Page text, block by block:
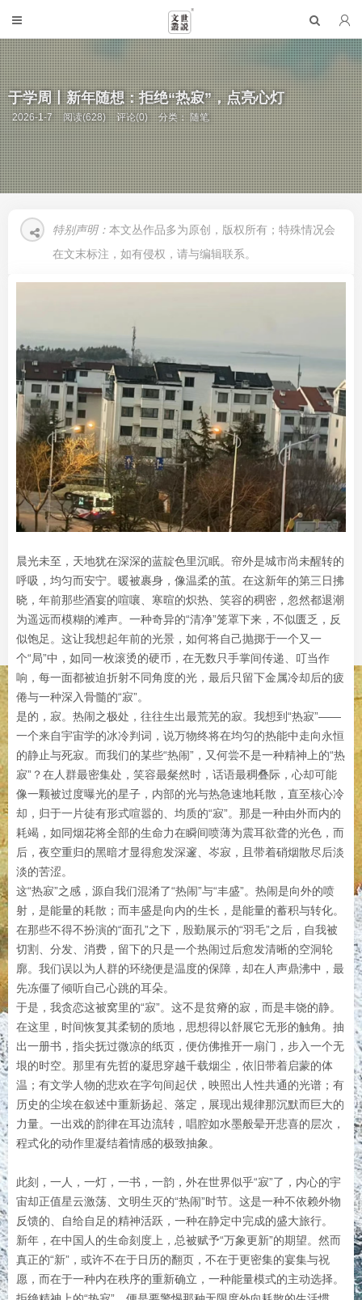
于学周丨新年随想：拒绝“热寂”，点亮心灯
2026-1-7 阅读(628) 评论(0) 分类：随笔
特别声明： 本文丛作品多为原创，版权所有；特殊情况会
在文末标注，如有侵权，请与编辑联系。
晨光未至，天地犹在深深的蓝靛色里沉眠。帘外是城市尚未醒转的
呼吸，均匀而安宁。暖被裹身，像温柔的茧。在这新年的第三日拂
晓，年前那些酒宴的喧嚷、寒暄的炽热、笑容的稠密，忽然都退潮
为遥远而模糊的滩声。一种奇异的“清净”笼罩下来，不似匮乏，反
似饱足。这让我想起年前的光景，如何将自己抛掷于一个又一
个“局”中，如同一枚滚烫的硬币，在无数只手掌间传递、叮当作
响，每一面都被迫折射不同角度的光，最后只留下金属冷却后的疲
倦与一种深入骨髓的“寂”。
是的，寂。热闹之极处，往往生出最荒芜的寂。我想到“热寂”——
一个来自宇宙学的冰冷判词，说万物终将在均匀的热能中走向永恒
的静止与死寂。而我们的某些“热闹”，又何尝不是一种精神上的“热
寂”？在人群最密集处，笑容最粲然时，话语最稠叠际，心却可能
像一颗被过度曝光的星子，内部的光与热急速地耗散，直至核心冷
却，归于一片徒有形式喧嚣的、均质的“寂”。那是一种由外而内的
耗竭，如同烟花将全部的生命力在瞬间喷薄为震耳欲聋的光色，而
后，夜空重归的黑暗才显得愈发深邃、岑寂，且带着硝烟散尽后淡
淡的苦涩。
这“热寂”之感，源自我们混淆了“热闹”与“丰盛”。热闹是向外的喷
射，是能量的耗散；而丰盛是向内的生长，是能量的蓄积与转化。
在那些不得不扮演的“面孔”之下，殷勤展示的“羽毛”之后，自我被
切割、分发、消费，留下的只是一个热闹过后愈发清晰的空洞轮
廓。我们误以为人群的环绕便是温度的保障，却在人声鼎沸中，最
先冻僵了倾听自己心跳的耳朵。
于是，我贪恋这被窝里的“寂”。这不是贫瘠的寂，而是丰饶的静。
在这里，时间恢复其柔韧的质地，思想得以舒展它无形的触角。抽
出一册书，指尖抚过微凉的纸页，便仿佛推开一扇门，步入一个无
垠的时空。那里有先哲的凝思穿越千载烟尘，依旧带着启蒙的体
温；有文学人物的悲欢在字句间起伏，映照出人性共通的光谱；有
历史的尘埃在叙述中重新扬起、落定，展现出规律那沉默而巨大的
力量。一出戏的韵律在耳边流转，唱腔如水墨般晕开悲喜的层次，
程式化的动作里凝结着情感的极致抽象。
此刻，一人，一灯，一书，一韵，外在世界似乎“寂”了，内心的宇
宙却正值星云激荡、文明生灭的“热闹”时节。这是一种不依赖外物
反馈的、自给自足的精神活跃，一种在静定中完成的盛大旅行。
新年，在中国人的生命刻度上，总被赋予“万象更新”的期望。然而
真正的“新”，或许不在于日历的翻页，不在于更密集的宴集与祝
愿，而在于一种内在秩序的重新确立，一种能量模式的主动选择。